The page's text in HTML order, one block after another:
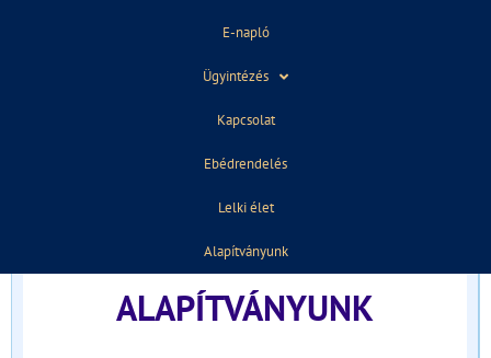
E-napló
Ügyintézés
Kapcsolat
Ebédrendelés
Lelki élet
Alapítványunk
TÁJÉKOZTATÓ FELVÉTELIZŐKNEK
ALAPÍTVÁNYUNK